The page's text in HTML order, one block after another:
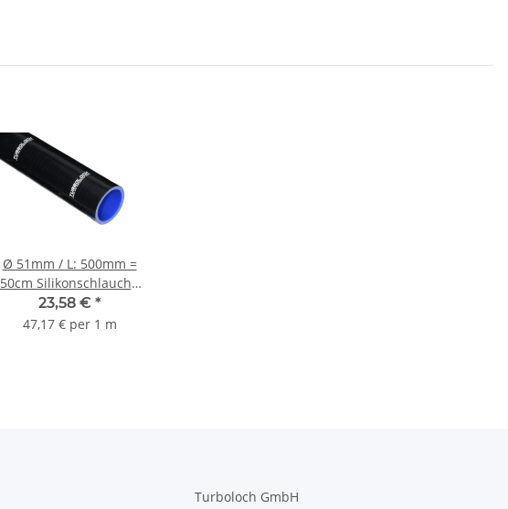
Ø 51mm / L: 500mm =
50cm Silikonschlauch -
schwarz
23,58 € *
47,17 € per 1 m
Turboloch GmbH